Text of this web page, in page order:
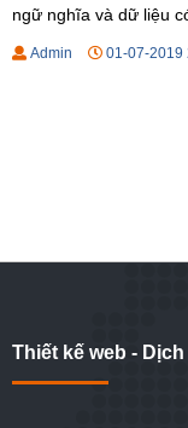
ngữ nghĩa và dữ liệu
Admin 01-07-2019
Thiết kế web -